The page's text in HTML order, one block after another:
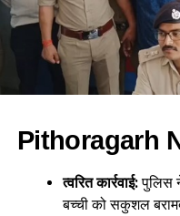
Pithoragarh
त्वरित कार्रवाई:पुलिस
बच्ची को सकुशल